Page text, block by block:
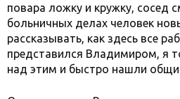
повара ложку и кружку, сосед
больничных делах человек
рассказывать, как здесь все
представился Владимиром, я
над этим и быстро нашли